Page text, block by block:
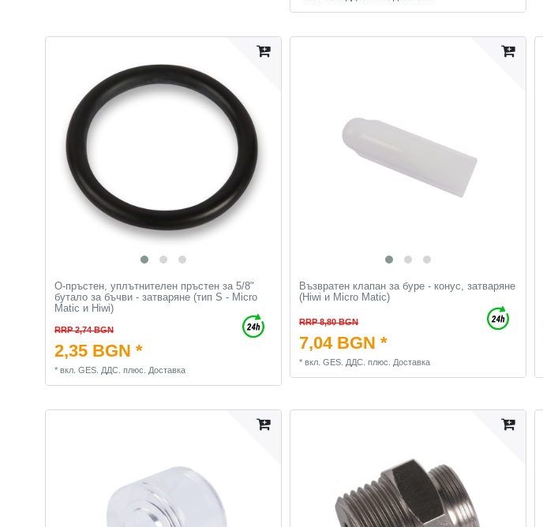
О-пръстен, уплътнителен пръстен за 5/8"
бутало за бъчви - затваряне (тип S - Micro
Matic и Hiwi)
RRP 2,74 BGN
2,35 BGN *
*вкл. GES. ДДС. плюс. Доставка
Възвратен клапан за буре - конус, затваряне
(Hiwi и Micro Matic)
RRP 8,80 BGN
7,04 BGN *
*вкл. GES. ДДС. плюс. Доставка